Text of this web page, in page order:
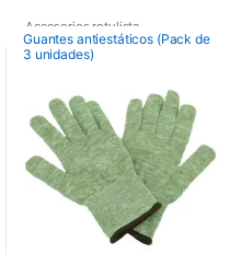
Accesorios rotulista
Guantes antiestáticos (Pack de
3 unidades)